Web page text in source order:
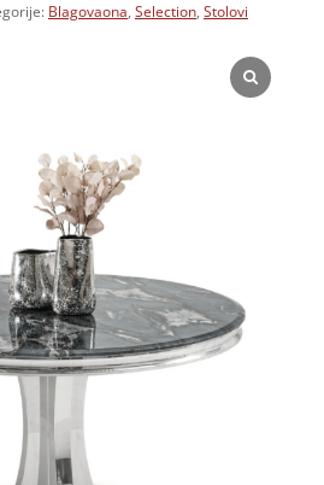
Blagovaona Selection Stolovi